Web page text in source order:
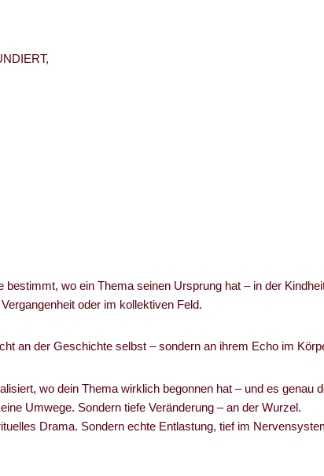
wo ein Thema seinen Ursprung hat – in der
Vergangenheit oder im kollektiven Feld.
an der Geschichte selbst – sondern an ihrem Echo im
wo dein Thema wirklich begonnen hat – und es genau
Umwege. Sondern tiefe Veränderung – an der Wurzel.
Drama. Sondern echte Entlastung, tief im